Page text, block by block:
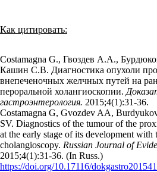
Как цитировать:
Costamagna G., Гвоздев А.А.,
Кашин С.В. Диагностика опухоли
внепеченочных желчных путей на
пероральной холангиоскопии.
гастроэнтерология. 2015;4(1):31‑36.
Costamagna G, Gvozdev AA,
SV. Diagnostics of the tumour of the
at the early stage of its development with
cholangioscopy. Russian Journal of
2015;4(1):31‑36. (In Russ.)
https://doi.org/10.17116/